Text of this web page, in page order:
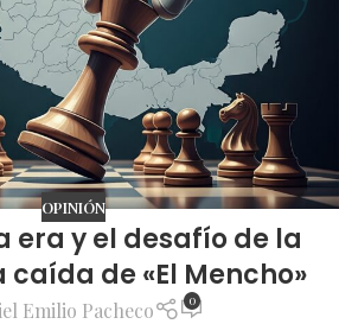
OPINIÓN
era y el desafío de la
caída de «El Mencho»
Emilio Pacheco 0